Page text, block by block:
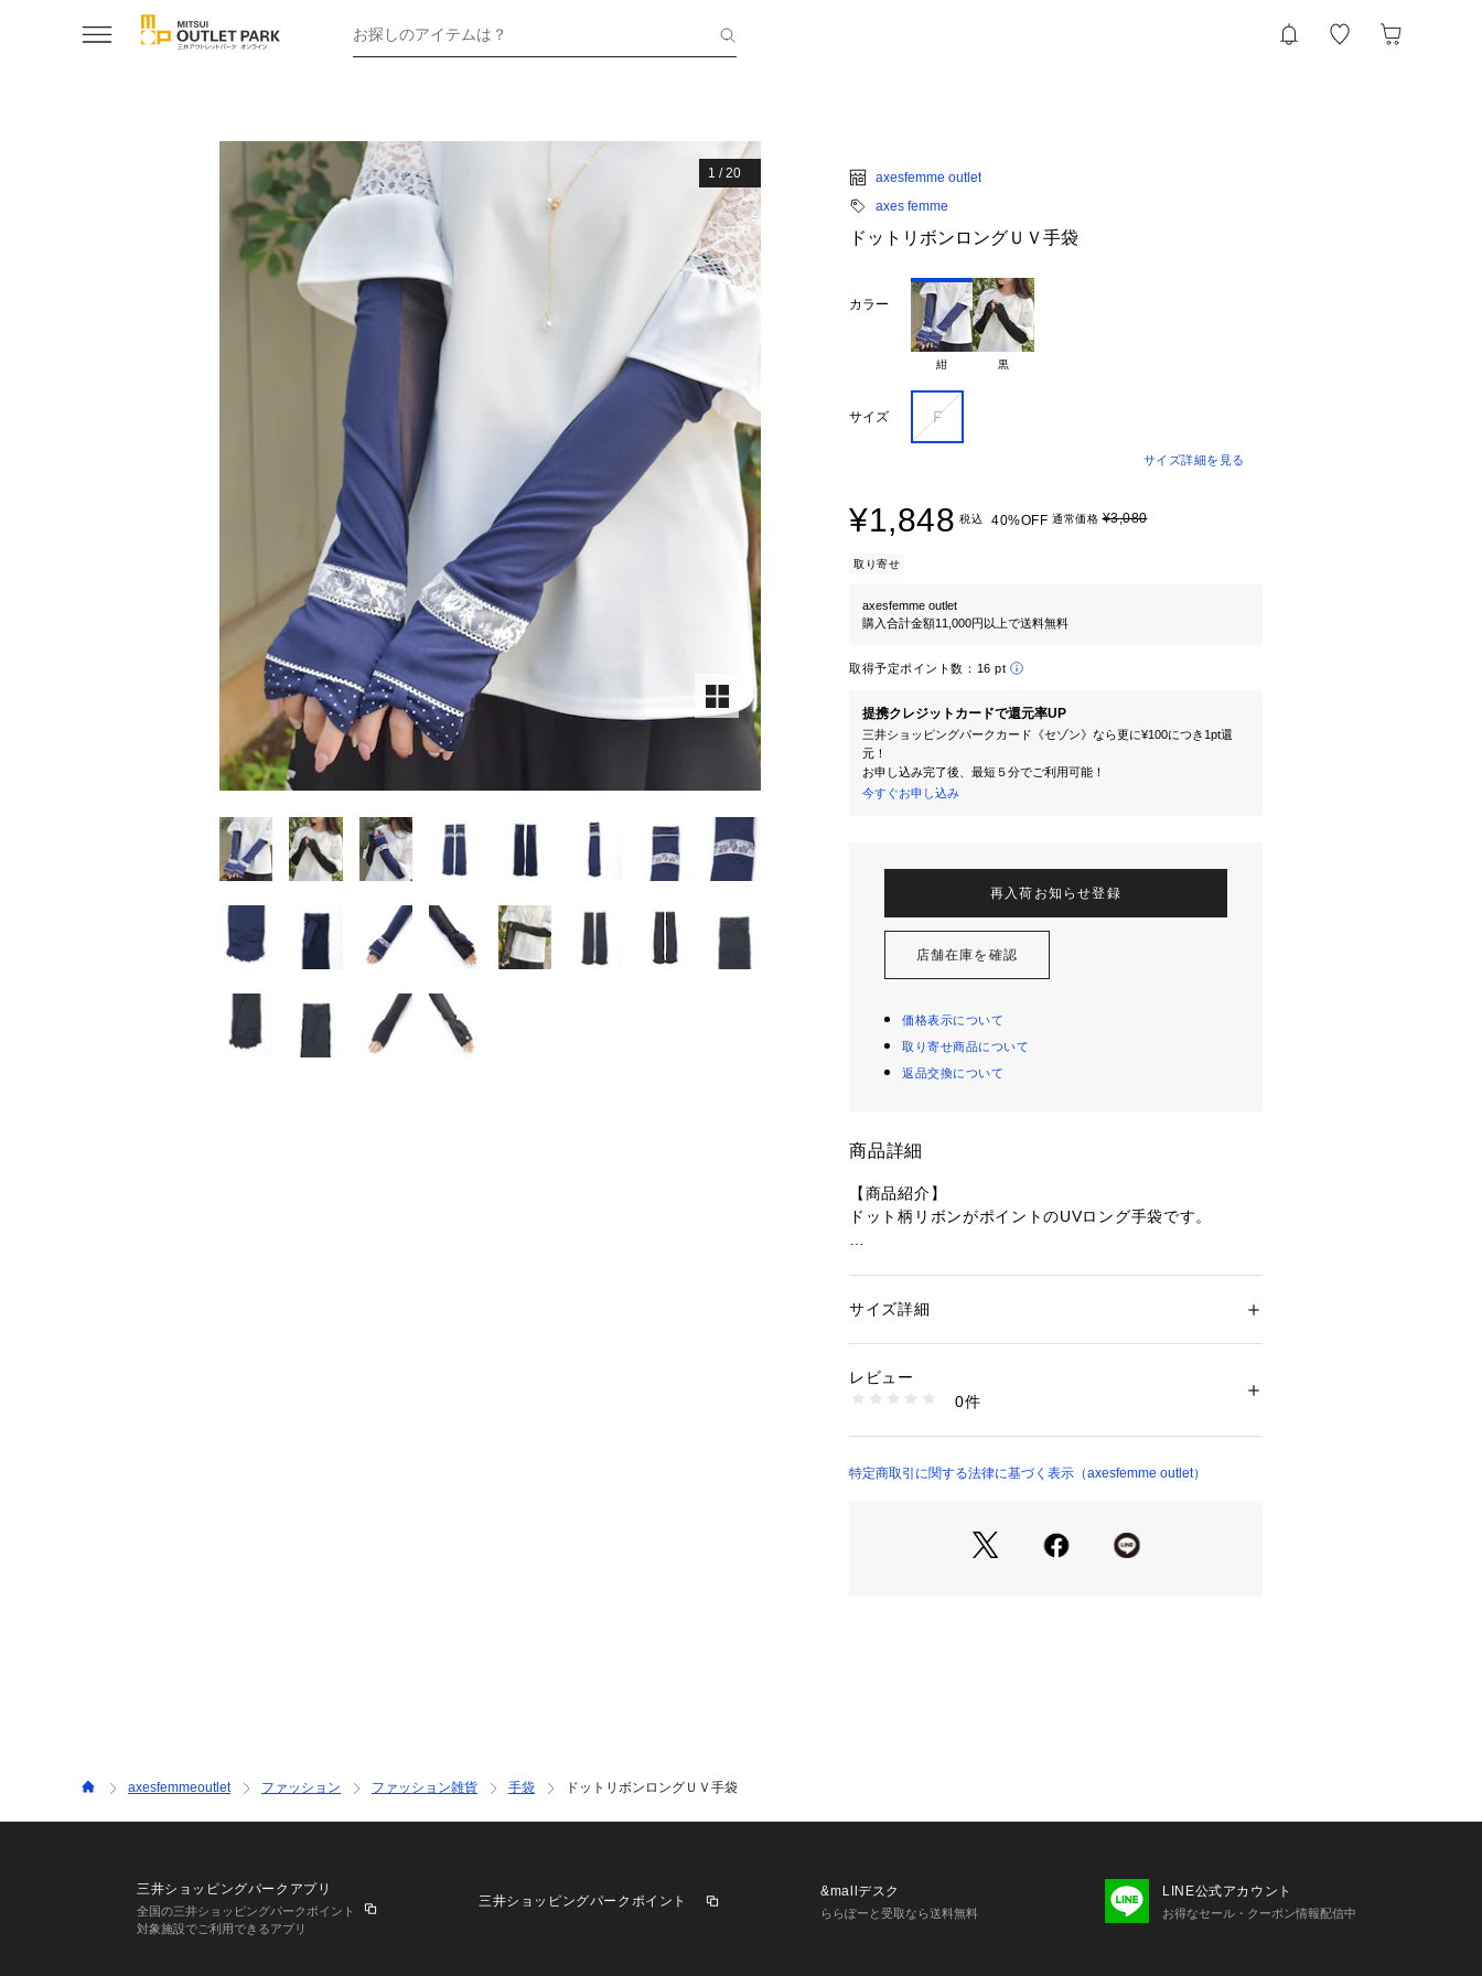
お探しのアイテムは？
1 /20
axesfemme outlet
axes femme
ドットリボンロングＵＶ手袋
カラー
紺 黒
サイズ F
サイズ詳細を見る
¥1,848 税込 40%OFF 通常価格¥3,080
取り寄せ
axesfemme outlet
購入合計金額11,000円以上で送料無料
取得予定ポイント数： 16 pt
提携クレジットカードで還元率UP
三井ショッピングパークカード《セゾン》なら更に¥100につき1pt還
元！
お申し込み完了後、最短５分でご利用可能！
今すぐお申し込み
再入荷お知らせ登録
店舗在庫を確認
価格表示について
取り寄せ商品について
返品交換について
商品詳細
【商品紹介】
ドット柄リボンがポイントのUVロング手袋です。
ェミニンな印象に。
UV仕様のロングタイプなので、腕全体を紫外線からしっ
かり守ってくれます。
日差しの強い季節には必須のアイテムです。
性別：レディース
ロン82%、 :ポリウレタン18%
生産国：中国製
FD634X145 （ショップ）
サイズ詳細
レビュー
0件
特定商取引に関する法律に基づく表示（axesfemme outlet）
axesfemmeoutlet ファッション ファッション雑貨 手袋 ドットリボンロングＵＶ手袋
三井ショッピングパークアプリ
全国の三井ショッピングパークポイント
対象施設でご利用できるアプリ
三井ショッピングパークポイント
&mallデスク
ららぽーと受取なら送料無料
LINE公式アカウント
お得なセール・クーポン情報配信中